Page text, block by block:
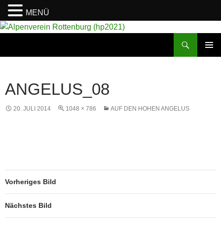
ANGELUS_08
20. JULI 2014 1048 × 786 AUF DEN HOHEN ANGELUS
Vorheriges Bild
Nächstes Bild
MENÜ